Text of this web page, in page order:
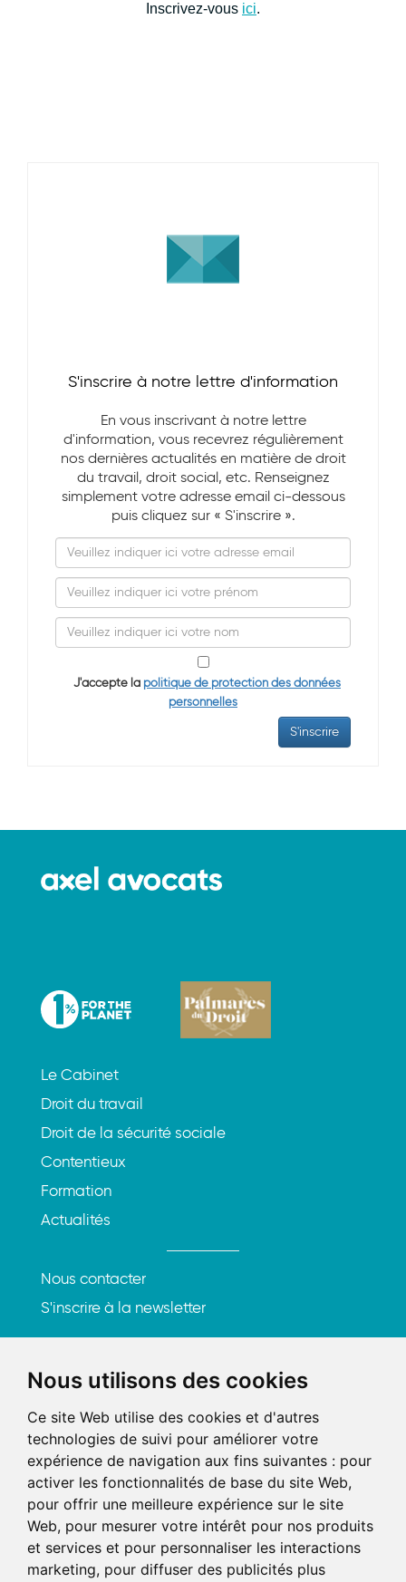
Nous utilisons des cookies
Ce site Web utilise des cookies et d'autres
technologies de suivi pour améliorer votre
expérience de navigation aux fins suivantes : pour
activer les fonctionnalités de base du site Web,
pour offrir une meilleure expérience sur le site
Web, pour mesurer votre intérêt pour nos produits
et services et pour personnaliser les interactions
marketing, pour diffuser des publicités plus
Inscrivez-vous ici.
S'inscrire à notre lettre d'information
En vous inscrivant à notre lettre
d'information, vous recevrez régulièrement
nos dernières actualités en matière de droit
du travail, droit social, etc. Renseignez
simplement votre adresse email ci-dessous
puis cliquez sur « S'inscrire ».
J'accepte la politique de protection des données
personnelles
Le Cabinet
Droit du travail
Droit de la sécurité sociale
Contentieux
Formation
Actualités
Nous contacter
S'inscrire à la newsletter
Rencontrons-nous
219, rue Saint-Honoré
75001 Paris
Tél. : 01 84 25 20 21
Mail : contact@axel-avocats.com
AXEL AARPI
SELARL ALEX – SELARL FXP-AVOCAT – SELARL